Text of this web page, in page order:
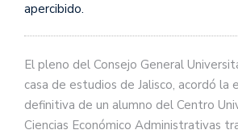
apercibido.
El pleno del Consejo General
casa de estudios de Jalisco, acordó la
definitiva de un alumno del Centro
Ciencias Económico Administrativas